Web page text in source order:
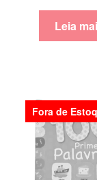
Leia
Fora de